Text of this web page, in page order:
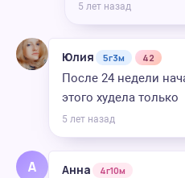
5 лет назад
Юлия 5г3м 42
После 24 недели
этого худела только
5 лет назад
А Анна 4г10м